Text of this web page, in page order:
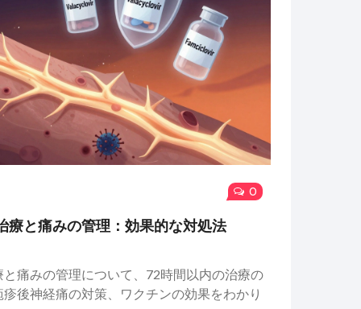
0
療と痛みの管理：効果的な対処法
痛みの管理について、72時間以内の治療の
後神経痛の対策、ワクチンの効果をわかり